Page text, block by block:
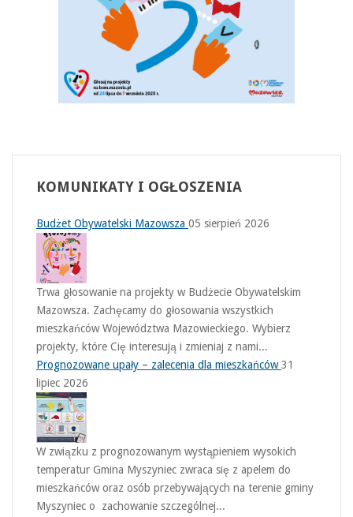
KOMUNIKATY I OGŁOSZENIA
Budżet Obywatelski Mazowsza 05 sierpień 2026
Trwa głosowanie na projekty w Budżecie Obywatelskim
Mazowsza. Zachęcamy do głosowania wszystkich
mieszkańców Województwa Mazowieckiego. Wybierz
projekty, które Cię interesują i zmieniaj z nami...
Prognozowane upały – zalecenia dla mieszkańców31
lipiec 2026
W związku z prognozowanym wystąpieniem wysokich
temperatur Gmina Myszyniec zwraca się z apelem do
mieszkańców oraz osób przebywających na terenie gminy
Myszyniec o zachowanie szczególnej...